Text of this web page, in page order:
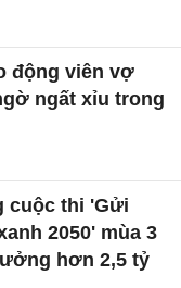
động viên vợ
ngất xỉu trong
cuộc thi 'Gửi
2050' mùa 3
hơn 2,5 tỷ